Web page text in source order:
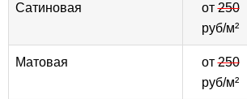
Сатиновая от250
руб/м²
Матовая от250
руб/м²